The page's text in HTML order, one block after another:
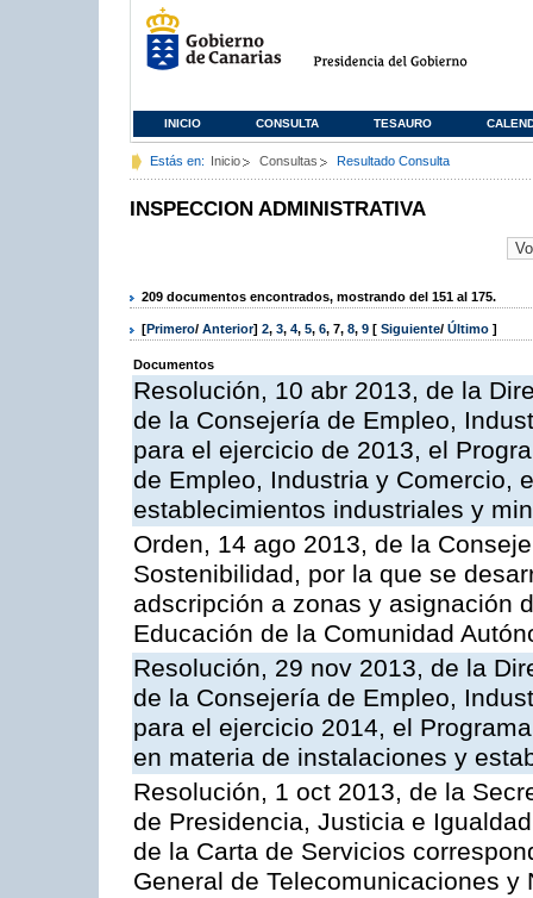
INICIO CONSULTA TESAURO
Estás en: Inicio Consultas Resultado Consulta
INSPECCION ADMINISTRATIVA
209 documentos encontrados, mostrando del 151 al 175.
[Primero/ Anterior] 2, 3, 4, 5, 6, 7, 8, 9 [ Siguiente/ Último ]
Documentos
Resolución, 10 abr 2013, de la
de la Consejería de Empleo,
para el ejercicio de 2013, el
de Empleo, Industria y Comercio,
establecimientos industriales y
Orden, 14 ago 2013, de la
Sostenibilidad, por la que se
adscripción a zonas y asignación
Educación de la Comunidad
Resolución, 29 nov 2013, de la
de la Consejería de Empleo,
para el ejercicio 2014, el
en materia de instalaciones y
Resolución, 1 oct 2013, de la
de Presidencia, Justicia e
de la Carta de Servicios
General de Telecomunicaciones y